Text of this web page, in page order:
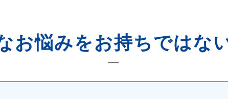
お悩みをお持ちではな